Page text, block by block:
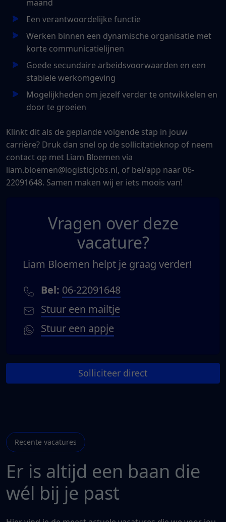
maand
Een verantwoordelijke functie
Werken binnen een dynamische organisatie met
korte communicatielijnen
Goede secundaire arbeidsvoorwaarden en een
stabiele werkomgeving
Mogelijkheden om jezelf verder te ontwikkelen en
door te groeien
Klinkt dit als de geplande volgende stap in jouw
carrière? Druk dan snel op de sollicitatieknop of neem
contact op met Liam Bloemen via
liam.bloemen@logisticjobs.nl, of bel/app naar 06-
22091648. Samen maken wij er iets moois van!
Vragen over deze
vacature?
Liam Bloemen helpt je graag verder!
Bel: 06-22091648
Stuur een mailtje
Stuur een appje
Solliciteer direct
Recente vacatures
Er is altijd een baan die
wél bij je past